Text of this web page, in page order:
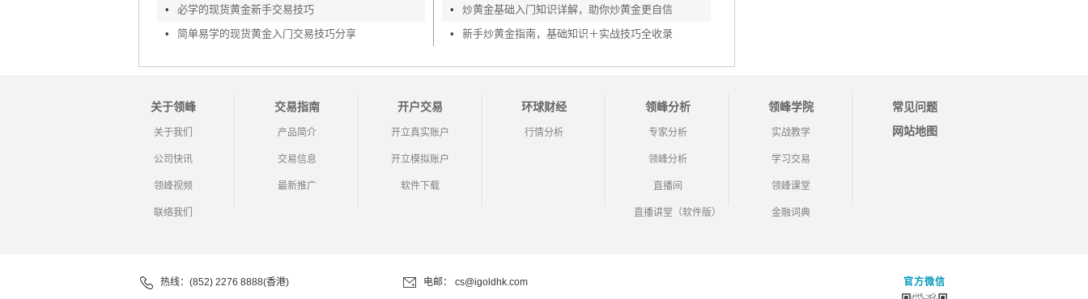
•
必学的现货黄金新手交易技巧
•
简单易学的现货黄金入门交易技巧分享
•
炒黄金基础入门知识详解，助你炒黄金更自信
•
新手炒黄金指南，基础知识＋实战技巧全收录
关于领峰
关于我们
公司快讯
领峰视频
联络我们
交易指南
产品简介
交易信息
最新推广
开户交易
开立真实账户
开立模拟账户
软件下载
环球财经
行情分析
领峰分析
专家分析
领峰分析
直播间
直播讲堂（软件版）
领峰学院
实战教学
学习交易
领峰课堂
金融词典
常见问题
网站地图
热线：(852) 2276 8888(香港) 电邮： cs@igoldhk.com 官方微信